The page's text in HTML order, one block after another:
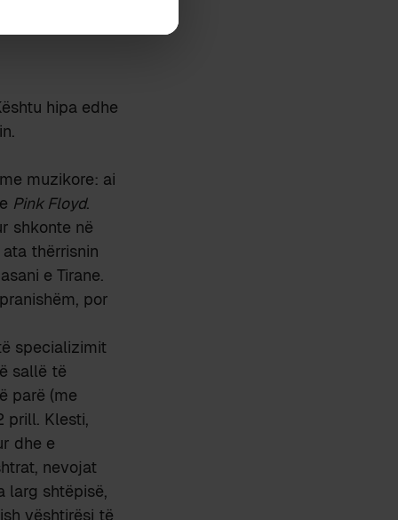
hipa edhe
muzikore: ai
Pink Floyd.
shkonte në
thërrisnin
e Tirane.
por
specializimit
sallë të
parë (me
prill. Klesti,
dhe e
nevojat
larg shtëpisë,
vështirësi të